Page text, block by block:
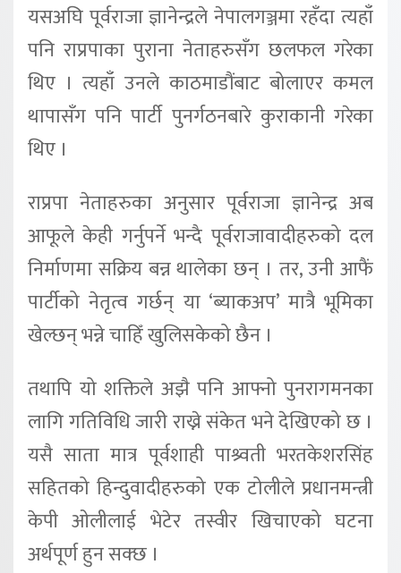
यसअघि पूर्वराजा ज्ञानेन्द्रले नेपालगञ्जमा रहँदा त्यहाँ
पनि राप्रपाका पुराना नेताहरुसँग छलफल गरेका
थिए । त्यहाँ उनले काठमाडौंबाट बोलाएर कमल
थापासँग पनि पार्टी पुनर्गठनबारे कुराकानी गरेका
थिए ।
राप्रपा नेताहरुका अनुसार पूर्वराजा ज्ञानेन्द्र अब
आफूले केही गर्नुपर्ने भन्दै पूर्वराजावादीहरुको दल
निर्माणमा सक्रिय बन्न थालेका छन् । तर, उनी आफैं
पार्टीको नेतृत्व गर्छन् या ‘ब्याकअप’ मात्रै भूमिका
खेल्छन् भन्ने चाहिँ खुलिसकेको छैन ।
तथापि यो शक्तिले अझै पनि आफ्नो पुनरागमनका
लागि गतिविधि जारी राख्ने संकेत भने देखिएको छ ।
यसै साता मात्र पूर्वशाही पाश्र्वती भरतकेशरसिंह
सहितको हिन्दुवादीहरुको एक टोलीले प्रधानमन्त्री
केपी ओलीलाई भेटेर तस्वीर खिचाएको घटना
अर्थपूर्ण हुन सक्छ ।